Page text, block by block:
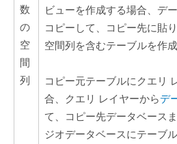
数
の
空
間
列
ビューを作成する場合、デ
コピーして、コピー先に貼
空間列を含むテーブルを作成
コピー元テーブルにクエリ
合、クエリ レイヤーからデ
て、コピー先データベース
ジオデータベースにテーブ